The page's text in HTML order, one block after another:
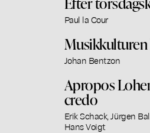
Paul la Cour
Johan Bentzon
Apropos
credo
Erik Schack, Jürgen
Hans Voigt